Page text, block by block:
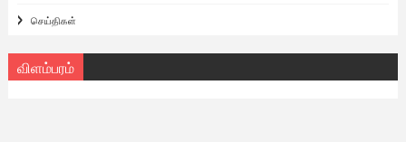
செய்திகள்
விளம்பரம்